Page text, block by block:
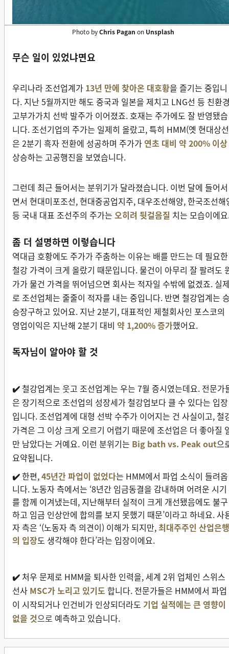
Photo byChris Pagan on Unsplash
무슨 일이 있었냐면요
우리나라 조선업계가 13년 만에 찾아온 대호황을 즐기는 중입니
다. 지난 5월까지만 해도 중국과 일본을 제치고 LNG선 등 친환
고부가가치 선박 발주가 이어졌죠. 호재는 주가에도 잘 반영됐습
니다. 조선기업의 주가는 일제히 올랐고, 특히 HMM(옛 현대상
은 2분기 흑자 전환에 성공하며 주가가 연초 대비 약 200% 이상
상승하는 고공행진을 보였습니다.
그런데 최근 들어서는 분위기가 달라졌습니다. 이번 달에 들어서
면서 현대미포조선, 현대중공업지주, 대우조선해양, 한국조선해
등 국내 대표 조선주의 주가는 오히려 뒷걸음질 치는 모습이에
좀 더 설명하면 이렇습니다
역대급 호황에도 주가가 주춤하는 이유는 배를 만드는 데 필요한
철강 가격이 크게 올랐기 때문입니다. 물건이 아무리 잘 팔려도
가가 물건 가격을 뛰어넘으면 회사는 적자일 수밖에 없겠죠. 실
로 조선업체는 줄줄이 적자를 내는 중입니다. 반면 철강업계는
승장구하고 있어요. 지난 2분기, 대표적인 제철회사인 포스코의
영업이익은 지난해 2분기 대비 약 1,200% 증가했어요.
독자님이 알아야 할 것
✔️ 철강업계는 웃고 조선업계는 우는 7월 증시였는데요. 전문가
은 장기적으로 조선업의 성장세가 철강업보다 클 수 있다는 입장
입니다. 조선업계에 대형 선박 수주가 이어지는 건 사실이고, 철
가격은 그 이상 크게 오르기 어렵기 때문에 조선업은 더 좋아질
만 남았다는 거예요. 이런 분위기는 Big bath vs. Peak out으
요약됩니다.
✔️한편,45년간 파업이 없었다는 HMM에서 파업 소식이 들려옵
니다. 노동자 측에서는 ‘8년간 임금동결을 감내하며 어려운 시기
를 함께 이겨냈는데, 지난해부터 실적이 크게 개선됐음에도 불구
하고 임금 인상안에 합의를 보지 못했기 때문’이라고 하네요. 사
자 측은 ‘(노동자 측 의견이) 이해가 되지만,최대주주인 산업은행
의 입장도 생각해야 한다’라는 입장이에요.
✔️ 처우 문제로 HMM을 퇴사한 인력을, 세계 2위 업체인 스위스
선사 MSC가 노리고 있기도 합니다. 전문가들은 HMM에서 파업
이 시작되거나 인건비가 인상되더라도 기업 실적에는 큰 영향이
없을 것으로 예측하고 있습니다.